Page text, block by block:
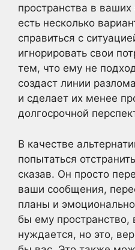
пространства в
есть несколько
справиться с
игнорировать свои
тем, что ему не
создаст линии
и сделает их менее
долгосрочной
В качестве
попытаться
сказав. Он просто
ваши сообщения,
планы и
бы ему пространство,
нуждается, но это,